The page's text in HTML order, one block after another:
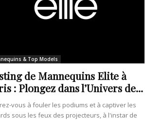
& Top Models
de Mannequins Elite à
: Plongez dans l’Univers de...
vous à fouler les podiums et à captiver les
sous les feux des projecteurs, à l'instar de